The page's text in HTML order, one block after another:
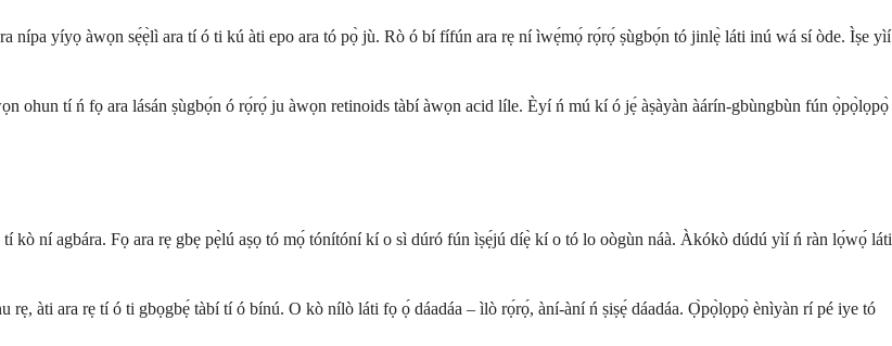
yíyọ àwọn sẹ́ẹ̀lì ara tí ó ti kú àti epo ara tó pọ̀ jù. Rò ó bí fífún ara rẹ ní ìwẹ́mọ́ rọ́rọ́ ṣùgbọ́n tó jinlẹ̀ láti inú wá sí òde. Ìṣe yìí
ohun tí ń fọ ara lásán ṣùgbọ́n ó rọ́rọ́ ju àwọn retinoids tàbí àwọn acid líle. Èyí ń mú kí ó jẹ́ àṣàyàn àárín-gbùngbùn fún ọ̀pọ̀lọpọ̀
kò ní agbára. Fọ ara rẹ gbẹ pẹ̀lú aṣọ tó mọ́ tónítóní kí o sì dúró fún ìṣẹ́jú díẹ̀ kí o tó lo oògùn náà. Àkókò dúdú yìí ń ràn lọ́wọ́ láti
àti ara rẹ tí ó ti gbọgbẹ́ tàbí tí ó bínú. O kò nílò láti fọ ọ́ dáadáa – ìlò rọ́rọ́, àní-àní ń ṣiṣẹ́ dáadáa. Ọ̀pọ̀lọpọ̀ ènìyàn rí pé iye tó